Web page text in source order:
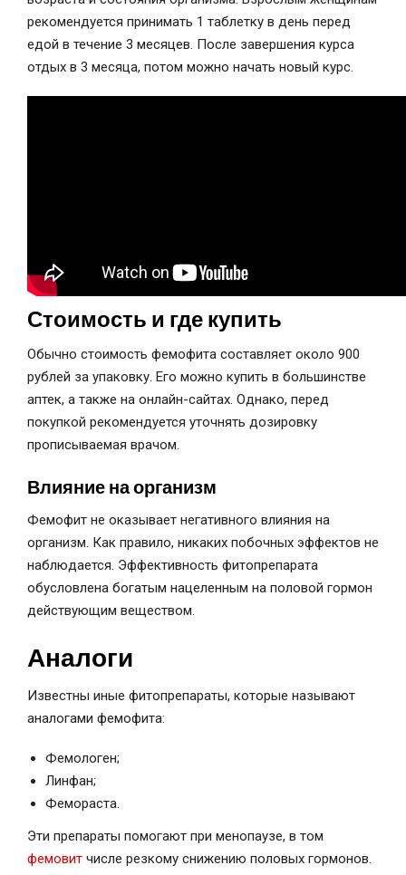
рекомендуется принимать 1 таблетку в день перед
едой в течение 3 месяцев. После завершения курса
отдых в 3 месяца, потом можно начать новый курс.
Стоимость и где купить
Обычно стоимость фемофита составляет около 900
рублей за упаковку. Его можно купить в большинстве
аптек, а также на онлайн-сайтах. Однако, перед
покупкой рекомендуется уточнять дозировку
прописываемая врачом.
Влияние на организм
Фемофит не оказывает негативного влияния на
организм. Как правило, никаких побочных эффектов не
наблюдается. Эффективность фитопрепарата
обусловлена богатым нацеленным на половой гормон
действующим веществом.
Аналоги
Известны иные фитопрепараты, которые называют
аналогами фемофита:
Фемологен;
Линфан;
Фемораста.
Эти препараты помогают при менопаузе, в том
фемовит числе резкому снижению половых гормонов.